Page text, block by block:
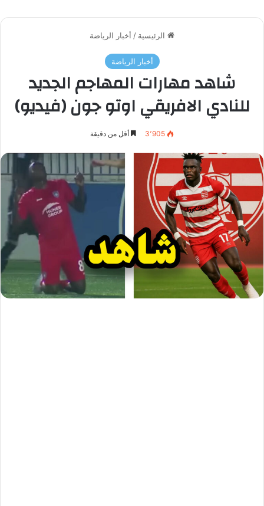
الرئيسية / أخبار الرياضة
أخبار الرياضة
شاهد مهارات المهاجم الجديد
للنادي الافريقي اوتو جون (فيديو)
3٬905 أقل من دقيقة